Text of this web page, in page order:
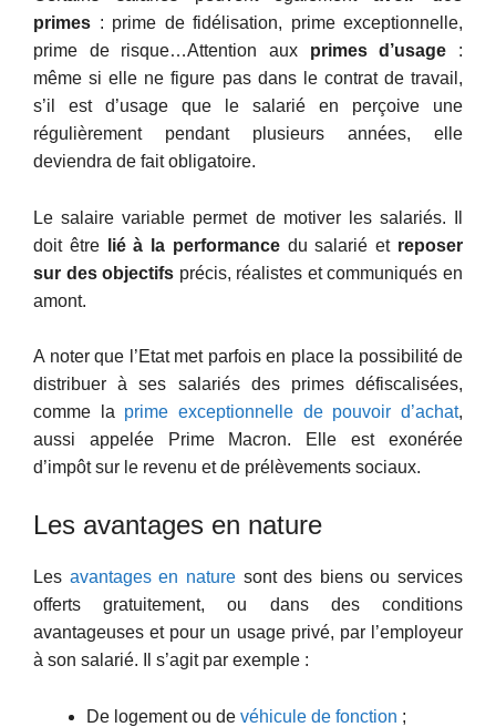
primes : prime de fidélisation, prime exceptionnelle,
prime de risque…Attention aux primes d’usage :
même si elle ne figure pas dans le contrat de travail,
s’il est d’usage que le salarié en perçoive une
régulièrement pendant plusieurs années, elle
deviendra de fait obligatoire.
Le salaire variable permet de motiver les salariés. Il
doit être
lié à la performancedu salarié et reposer
sur des objectifs précis, réalistes et communiqués en
amont.
A noter que l’Etat met parfois en place la possibilité de
distribuer à ses salariés des primes défiscalisées,
comme la prime exceptionnelle de pouvoir d’achat,
aussi appelée Prime Macron. Elle est exonérée
d’impôt sur le revenu et de prélèvements sociaux.
Les avantages en nature
Les avantages en naturesont des biens ou services
offerts gratuitement, ou dans des conditions
avantageuses et pour un usage privé, par l’employeur
à son salarié. Il s’agit par exemple :
De logement ou de véhicule de fonction ;